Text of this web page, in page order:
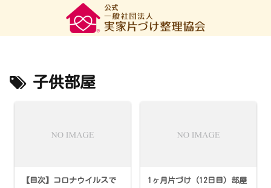
子供部屋
【目次】コロナウイルスで
1ヶ月片づけ（12日目）部屋